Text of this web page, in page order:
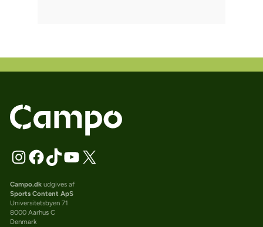
Campo.dkudgives af
Sports Content ApS
Universitetsbyen 71
8000 Aarhus C
Denmark